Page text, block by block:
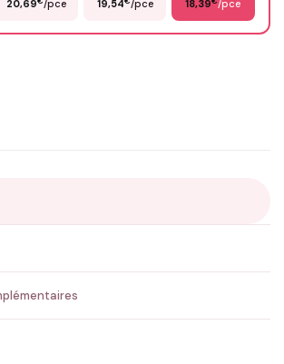
ENVOYER MA DEMANDE ✨
48h🇫🇷 Flocage en France✅ Validation avant fabrication
20,69 /pce 19,54 /pce 18,39 /pce